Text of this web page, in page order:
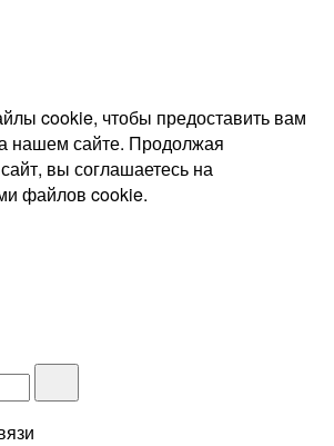
cookie, чтобы предоставить вам
нашем сайте. Продолжая
вы соглашаетесь на
файлов cookie.